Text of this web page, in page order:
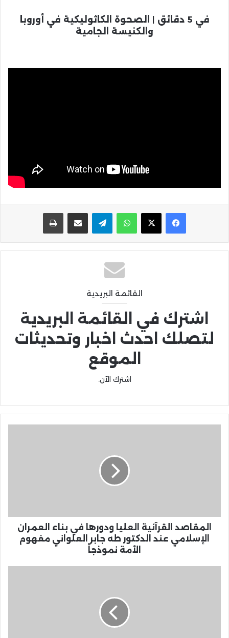
في 5 دقائق | الصحوة الكاثوليكية في أوروبا
والكنيسة الجامية
واتساب تيلقرام مشاركة عبر البريد
القائمة البريدية
اشترك في القائمة البريدية
لتصلك احدث اخبار وتحديثات
الموقع
اشترك الآن.
المقاصد القرآنية العليا ودورها في بناء العمران
الإسلامي عند الدكتور طه جابر العلواني مفهوم
الأمة نموذجاً